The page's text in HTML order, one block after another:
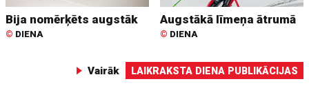
Bija nomērķēts augstāk
© DIENA
Augstākā līmeņa ātrumā
© DIENA
Vairāk LAIKRAKSTA DIENA PUBLIKĀCIJAS